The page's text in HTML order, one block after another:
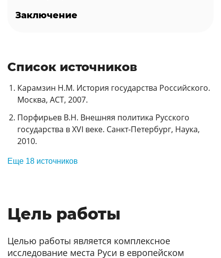
Заключение
Список источников
Карамзин Н.М. История государства Российского.
Москва, АСТ, 2007.
Порфирьев В.Н. Внешняя политика Русского
государства в XVI веке. Санкт-Петербург, Наука,
2010.
Еще 18 источников
Цель работы
Целью работы является комплексное
исследование места Руси в европейском